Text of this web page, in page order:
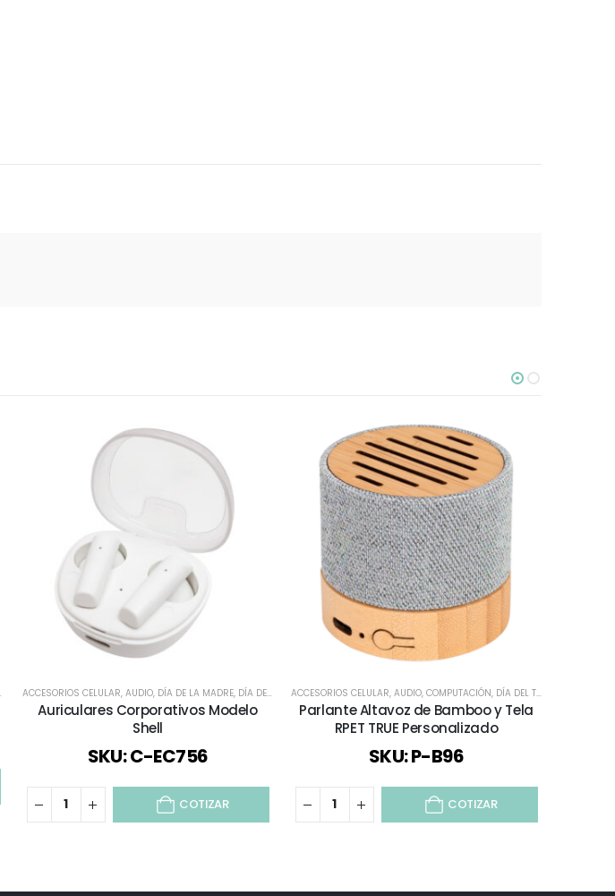
TODOS
ACCESORIOS CELULAR, AUDIO, DÍA DE LA MADRE, DÍA DEL TRABAJADOR ,ESPECIAL DÍA DEL PROFESOR,TECNOLOGÍA / CELULAR /
Auriculares Corporativos Modelo
Shell
SKU: C-EC756
COTIZAR
ACCESORIOS CELULAR, AUDIO, COMPUTACIÓN, DÍA DEL TRABAJADOR
Parlante Altavoz de Bamboo y Tela
RPET TRUE Personalizado
SKU: P-B96
COTIZAR